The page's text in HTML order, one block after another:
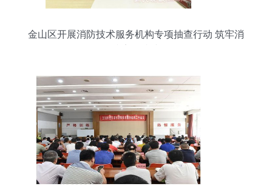
金山区开展消防技术服务机构专项抽查行动 筑牢消